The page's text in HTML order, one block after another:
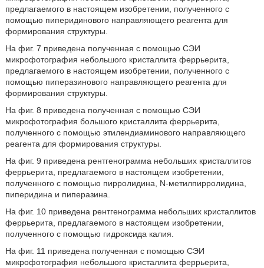
предлагаемого в настоящем изобретении, полученного с
помощью пиперидинового направляющего реагента для
формирования структуры.
На фиг. 7 приведена полученная с помощью СЭИ
микрофотография небольшого кристаллита феррьерита,
предлагаемого в настоящем изобретении, полученного с
помощью пиперазинового направляющего реагента для
формирования структуры.
На фиг. 8 приведена полученная с помощью СЭИ
микрофотография большого кристаллита феррьерита,
полученного с помощью этилендиаминового направляющего
реагента для формирования структуры.
На фиг. 9 приведена рентгенограмма небольших кристаллитов
феррьерита, предлагаемого в настоящем изобретении,
полученного с помощью пирролидина, N-метилпирролидина,
пиперидина и пиперазина.
На фиг. 10 приведена рентгенограмма небольших кристаллитов
феррьерита, предлагаемого в настоящем изобретении,
полученного с помощью гидроксида калия.
На фиг. 11 приведена полученная с помощью СЭИ
микрофотография небольшого кристаллита феррьерита,